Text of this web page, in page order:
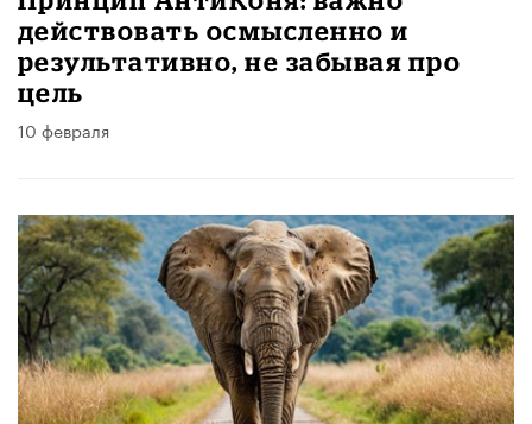
действовать осмысленно и
результативно, не забывая про
цель
10 февраля